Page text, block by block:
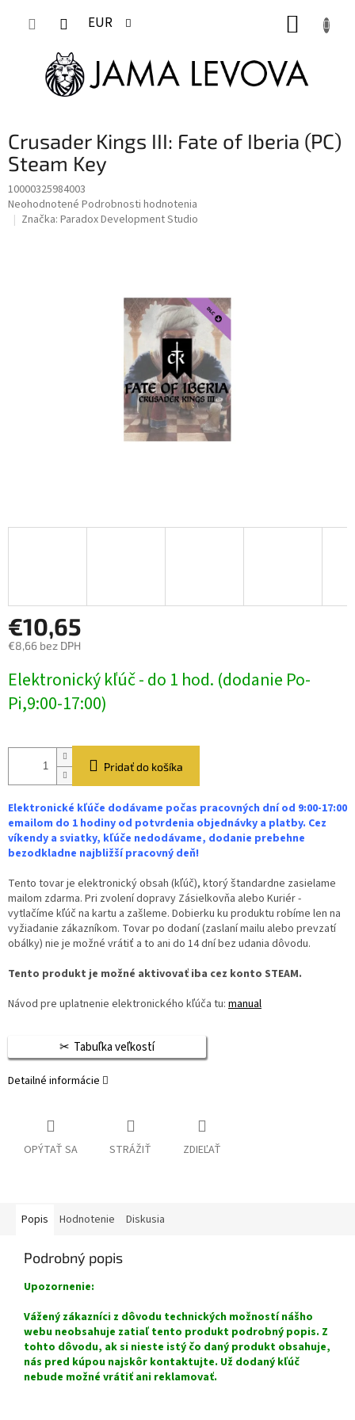
EUR
Crusader Kings III: Fate of Iberia (PC)
Steam Key
10000325984003
Priemerné
hodnotenie
Neohodnotené Podrobnosti hodnotenia
Značka: Paradox Development Studio
€10,65
€8,66 bez DPH
cena:
Elektronický kľúč - do 1 hod. (dodanie Po-
Pi,9:00-17:00)
Pridať do košíka
Elektronické kľúče dodávame počas pracovných dní od 9:00-17:00
emailom do 1 hodiny od potvrdenia objednávky a platby. Cez
víkendy a sviatky, kľúče nedodávame, dodanie prebehne
bezodkladne najbližší pracovný deň!
Tento tovar je elektronický obsah (kľúč), ktorý štandardne zasielame
mailom zdarma. Pri zvolení dopravy Zásielkovňa alebo Kuriér -
vytlačíme kľúč na kartu a zašleme. Dobierku ku produktu robíme len na
vyžiadanie zákazníkom. Tovar po dodaní (zaslaní mailu alebo prevzatí
obálky) nie je možné vrátiť a to ani do 14 dní bez udania dôvodu.
Tento produkt je možné aktivovať iba cez konto STEAM.
Návod pre uplatnenie elektronického kľúča tu: manual
Tabuľka veľkostí
Detailné informácie
OPÝTAŤ SA STRÁŽIŤ ZDIEĽAŤ
Popis Hodnotenie Diskusia
Podrobný popis
Upozornenie:
Vážený zákazníci z dôvodu technických možností nášho
webu neobsahuje zatiaľ tento produkt podrobný popis. Z
tohto dôvodu, ak si nieste istý čo daný produkt obsahuje,
nás pred kúpou najskôr kontaktujte. Už dodaný kľúč
nebude možné vrátiť ani reklamovať.